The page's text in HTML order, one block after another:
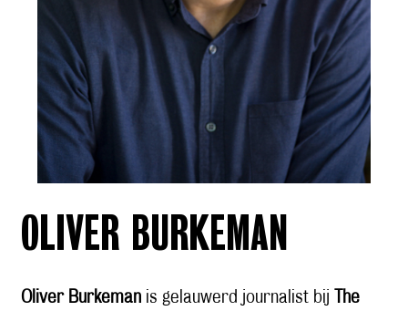
OLIVER BURKEMAN
Oliver Burkeman is gelauwerd journalist bij
The